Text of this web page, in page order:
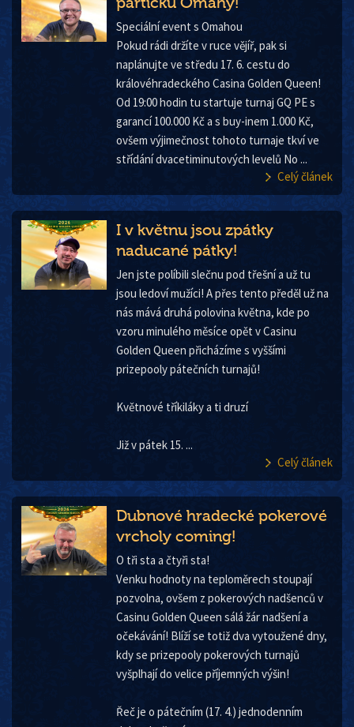
Speciální event s Omahou
Pokud rádi držíte v ruce vějíř, pak si
naplánujte ve středu 17. 6. cestu do
královéhradeckého Casina Golden Queen!
Od 19:00 hodin tu startuje turnaj GQ PE s
garancí 100.000 Kč a s buy-inem 1.000 Kč,
ovšem výjimečnost tohoto turnaje tkví ve
střídání dvacetiminutových levelů No ...
Celý článek
I v květnu jsou zpátky
naducané pátky!
Jen jste políbili slečnu pod třešní a už tu
jsou ledoví mužíci! A přes tento předěl už na
nás mává druhá polovina května, kde po
vzoru minulého měsíce opět v Casinu
Golden Queen přicházíme s vyššími
prizepooly pátečních turnajů!
Květnové tříkiláky a ti druzí
Již v pátek 15. ...
Celý článek
Dubnové hradecké pokerové
vrcholy coming!
O tři sta a čtyři sta!
Venku hodnoty na teploměrech stoupají
pozvolna, ovšem z pokerových nadšenců v
Casinu Golden Queen sálá žár nadšení a
očekávání! Blíží se totiž dva vytoužené dny,
kdy se prizepooly pokerových turnajů
vyšplhají do velice příjemných výšin!
Řeč je o pátečním (17. 4.) jednodenním